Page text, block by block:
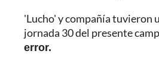
'Lucho' y compañía tuvieron
jornada 30 del presente
error.